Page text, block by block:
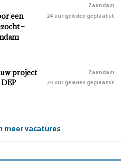
een
–
Zaandam
24 uur geleden geplaatst
project
Zaandam
24 uur geleden geplaatst
meer vacatures